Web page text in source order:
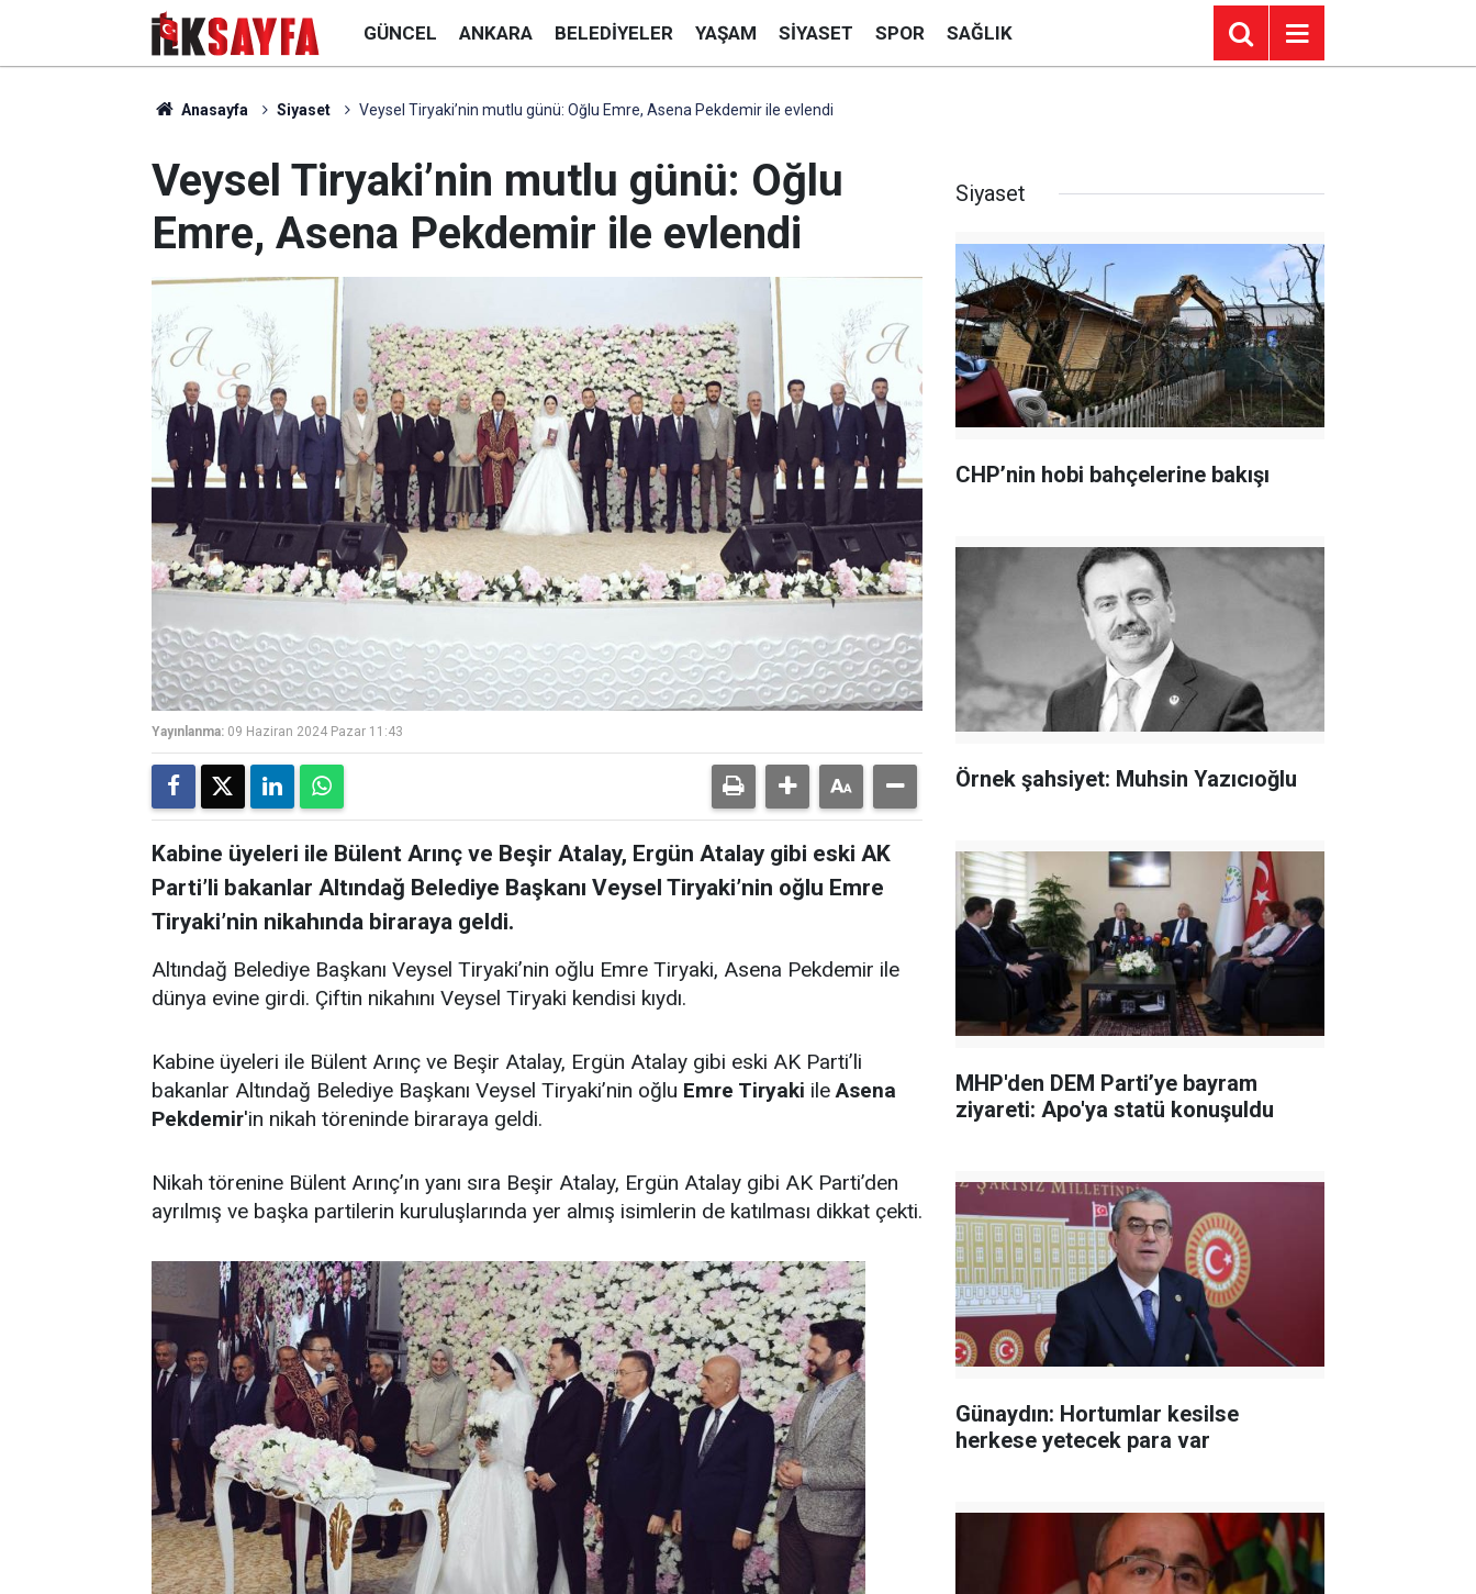
GÜNCEL ANKARA BELEDIYELER YAŞAM SIYASET SPOR SAĞLIK
Anasayfa Siyaset Veysel Tiryaki’nin mutlu günü: Oğlu Emre, Asena Pekdemir ile evlendi
Veysel Tiryaki’nin mutlu günü: Oğlu
Emre, Asena Pekdemir ile evlendi
Yayınlanma: 09 Haziran 2024 Pazar 11:43
Kabine üyeleri ile Bülent Arınç ve Beşir Atalay, Ergün Atalay gibi eski AK
Parti’li bakanlar Altındağ Belediye Başkanı Veysel Tiryaki’nin oğlu Emre
Tiryaki’nin nikahında biraraya geldi.
Altındağ Belediye Başkanı Veysel Tiryaki’nin oğlu Emre Tiryaki, Asena Pekdemir ile
dünya evine girdi. Çiftin nikahını Veysel Tiryaki kendisi kıydı.
Kabine üyeleri ile Bülent Arınç ve Beşir Atalay, Ergün Atalay gibi eski AK Parti’li
bakanlar Altındağ Belediye Başkanı Veysel Tiryaki’nin oğlu Emre Tiryaki ileAsena
Pekdemir'in nikah töreninde biraraya geldi.
Nikah törenine Bülent Arınç’ın yanı sıra Beşir Atalay, Ergün Atalay gibi AK Parti’den
ayrılmış ve başka partilerin kuruluşlarında yer almış isimlerin de katılması dikkat çekti.
Siyaset
CHP’nin hobi bahçelerine bakışı
Örnek şahsiyet: Muhsin Yazıcıoğlu
MHP'den DEM Parti’ye bayram
ziyareti: Apo'ya statü konuşuldu
Günaydın: Hortumlar kesilse
herkese yetecek para var